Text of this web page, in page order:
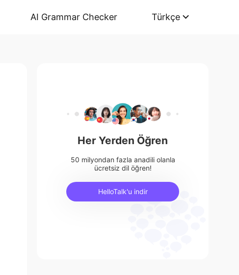
AI Grammar Checker Türkçe
Her Yerden Öğren
50 milyondan fazla anadili olanla
ücretsiz dil öğren!
HelloTalk'u indir